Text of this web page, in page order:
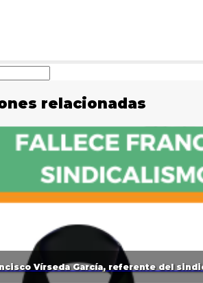
relacionadas
Vírseda García, referente del